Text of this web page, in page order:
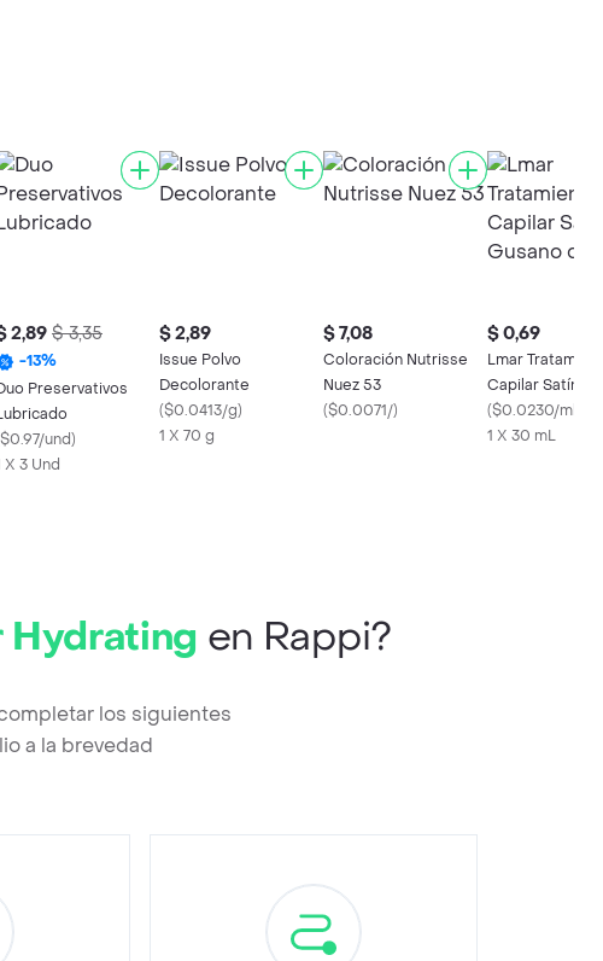
2,89 $ 3,35
-13%
Preservativos
$0.97/und)
X 3 Und
$ 2,89
Issue Polvo
Decolorante
($0.0413/g)
1 X 70 g
$ 7,08
Coloración Nutrisse
Nuez 53
($0.0071/)
$ 0,69
Lmar
Capilar Satín
de Seda
($0.0230/ml
1 X 30 mL
Hydrating en Rappi?
los siguientes
a la brevedad